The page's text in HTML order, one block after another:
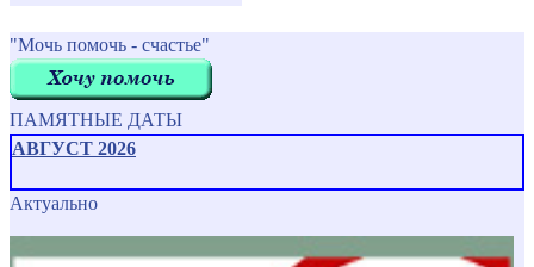
"Мочь помочь - счастье"
ПАМЯТНЫЕ ДАТЫ
АВГУСТ 2026
Актуально